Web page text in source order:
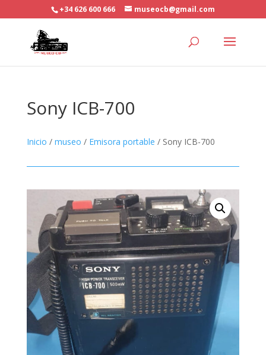
+34 626 600 666 museocb@gmail.com
Sony ICB-700
Inicio / museo / Emisora portable / Sony ICB-700